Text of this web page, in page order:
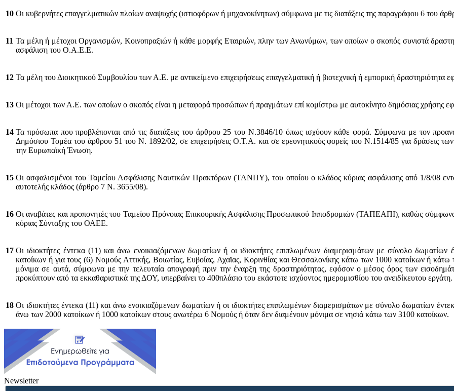
10 Οι κυβερνήτες επαγγελματικών πλοίων αναψυχής (ιστιοφόρων ή μηχανοκίνητων) σύμφωνα με τις διατάξεις της παραγράφου 6 του
11 Τα μέλη ή μέτοχοι Οργανισμών, Κοινοπραξιών ή κάθε μορφής Εταιριών, πλην των Ανωνύμων, των οποίων ο σκοπός συνιστά
ασφάλιση του Ο.Α.Ε.Ε.
12 Τα μέλη του Διοικητικού Συμβουλίου των Α.Ε. με αντικείμενο επιχειρήσεως επαγγελματική ή βιοτεχνική ή εμπορική δραστηριότητα
13 Οι μέτοχοι των Α.Ε. των οποίων ο σκοπός είναι η μεταφορά προσώπων ή πραγμάτων επί κομίστρω με αυτοκίνητο δημόσιας χρήσης
14 Τα πρόσωπα που προβλέπονται από τις διατάξεις του άρθρου 25 του Ν.3846/10 όπως ισχύουν κάθε φορά. Σύμφωνα με τον
Δημόσιου Τομέα του άρθρου 51 του Ν. 1892/02, σε επιχειρήσεις Ο.Τ.Α. και σε ερευνητικούς φορείς του Ν.1514/85 για δράσεις
την Ευρωπαϊκή Ένωση.
15 Οι ασφαλισμένοι του Ταμείου Ασφάλισης Ναυτικών Πρακτόρων (ΤΑΝΠΥ), του οποίου ο κλάδος κύριας ασφάλισης από 1/8/08
αυτοτελής κλάδος (άρθρο 7 Ν. 3655/08).
16 Οι αναβάτες και προπονητές του Ταμείου Πρόνοιας Επικουρικής Ασφάλισης Προσωπικού Ιπποδρομιών (ΤΑΠΕΑΠΙ), καθώς
κύριας Σύνταξης του ΟΑΕΕ.
17 Οι ιδιοκτήτες έντεκα (11) και άνω ενοικιαζόμενων δωματίων ή οι ιδιοκτήτες επιπλωμένων διαμερισμάτων με σύνολο
κατοίκων ή για τους (6) Νομούς Αττικής, Βοιωτίας, Ευβοίας, Αχαϊας, Κορινθίας και Θεσσαλονίκης κάτω των 1000 κατοίκων ή κάτω
μόνιμα σε αυτά, σύμφωνα με την τελευταία απογραφή πριν την έναρξη της δραστηριότητας, εφόσον ο μέσος όρος των
προκύπτουν από τα εκκαθαριστικά της ΔΟΥ, υπερβαίνει το 400πλάσιο του εκάστοτε ισχύοντος ημερομισθίου του ανειδίκευτου
18 Οι ιδιοκτήτες έντεκα (11) και άνω ενοικιαζόμενων δωματίων ή οι ιδιοκτήτες επιπλωμένων διαμερισμάτων με σύνολο δωματίων
άνω των 2000 κατοίκων ή 1000 κατοίκων στους ανωτέρω 6 Νομούς ή όταν δεν διαμένουν μόνιμα σε νησιά κάτω των 3100 κατοίκων.
Newsletter